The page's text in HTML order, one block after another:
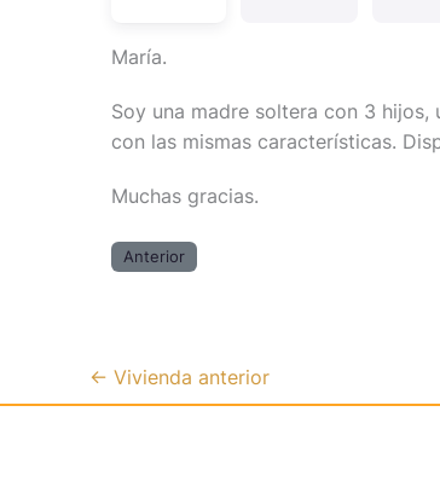
María.
Soy una madre soltera con 3
con las mismas características.
Muchas gracias.
Anterior
← Vivienda anterior